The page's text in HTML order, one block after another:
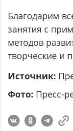
Благодарим
занятия с
методов
творческие и
Источник:
Фото: Пресс-